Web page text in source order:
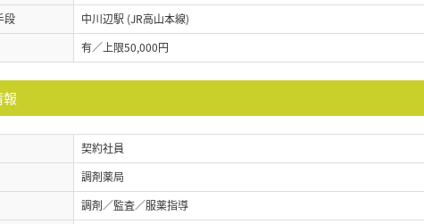
段
中川辺駅 (JR高山本線)
有／上限50,000円
契約社員
調剤薬局
調剤／監査／服薬指導